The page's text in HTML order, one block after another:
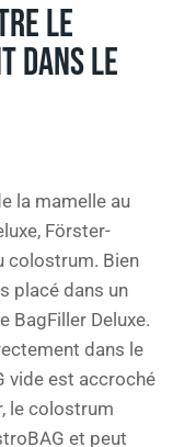
LE
DANS LE
la mamelle au
Förster-
colostrum. Bien
placé dans un
BagFiller Deluxe.
dans le
vide est accroché
le colostrum
et peut